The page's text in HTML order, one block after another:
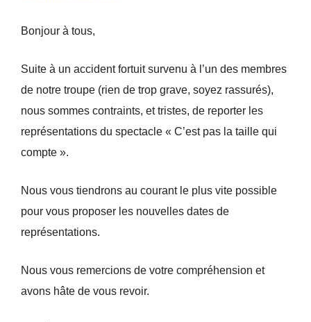
Bonjour à tous,
Suite à un accident fortuit survenu à l’un des membres
de notre troupe (rien de trop grave, soyez rassurés),
nous sommes contraints, et tristes, de reporter les
représentations du spectacle « C’est pas la taille qui
compte ».
Nous vous tiendrons au courant le plus vite possible
pour vous proposer les nouvelles dates de
représentations.
Nous vous remercions de votre compréhension et
avons hâte de vous revoir.